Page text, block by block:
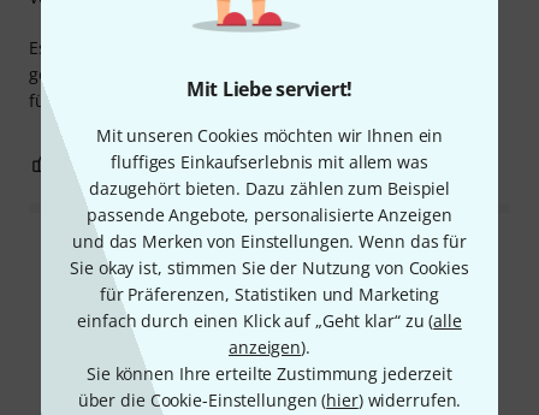
Mit Liebe serviert!
Mit unseren Cookies möchten wir Ihnen ein
fluffiges Einkaufserlebnis mit allem was
dazugehört bieten. Dazu zählen zum Beispiel
passende Angebote, personalisierte Anzeigen
und das Merken von Einstellungen. Wenn das für
Sie okay ist, stimmen Sie der Nutzung von Cookies
für Präferenzen, Statistiken und Marketing
einfach durch einen Klick auf „Geht klar“ zu (alle
anzeigen).
Sie können Ihre erteilte Zustimmung jederzeit
über die Cookie-Einstellungen (hier) widerrufen.
Es ist nicht das stabilste Regal und daher nicht gut
geeignet, um Ausrüstung darauf zu stapeln, aber perfekt
für einen Laptop oder Ähnliches.
0 1 BEWERTUNG MELDEN
Alle Bewertungen lesen
Schon gewusst?